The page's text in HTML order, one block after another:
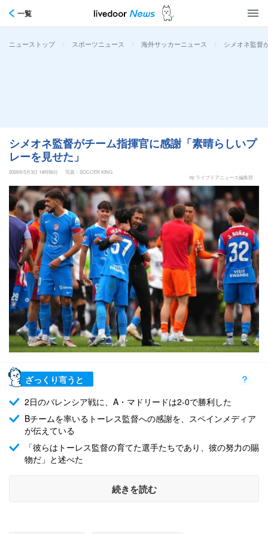
一覧
ニューストップ > スポーツニュース > 海外サッカーニュース > シメオネ監督
シメオネ監督がチーム指揮官に感謝「素晴らしいプ
レーを見せた」
2026年5月3日 14時56分
写真：SOCCER KING
by ライブドアニュース編集部
ざっくり言うと
2日のバレンシア戦に、A・マドリードは2-0で勝利した
Bチームを率いるトーレス監督への感謝を、スペインメディア
が伝えている
「彼らはトーレス監督の育てた選手たちであり、彼の努力の賜
物だ」と述べた
続きを読む